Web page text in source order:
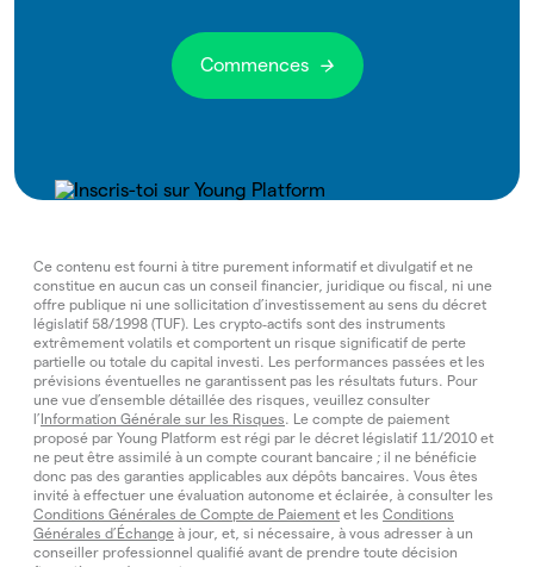
Commences
Ce contenu est fourni à titre purement informatif et divulgatif et ne
constitue en aucun cas un conseil financier, juridique ou fiscal, ni une
offre publique ni une sollicitation d’investissement au sens du décret
législatif 58/1998 (TUF). Les crypto‑actifs sont des instruments
extrêmement volatils et comportent un risque significatif de perte
partielle ou totale du capital investi. Les performances passées et les
prévisions éventuelles ne garantissent pas les résultats futurs. Pour
une vue d’ensemble détaillée des risques, veuillez consulter
l’ Information Générale sur les Risques. Le compte de paiement
proposé par Young Platform est régi par le décret législatif 11/2010 et
ne peut être assimilé à un compte courant bancaire ; il ne bénéficie
donc pas des garanties applicables aux dépôts bancaires. Vous êtes
invité à effectuer une évaluation autonome et éclairée, à consulter les
Conditions Générales de Compte de Paiement et les Conditions
Générales d’Échange à jour, et, si nécessaire, à vous adresser à un
conseiller professionnel qualifié avant de prendre toute décision